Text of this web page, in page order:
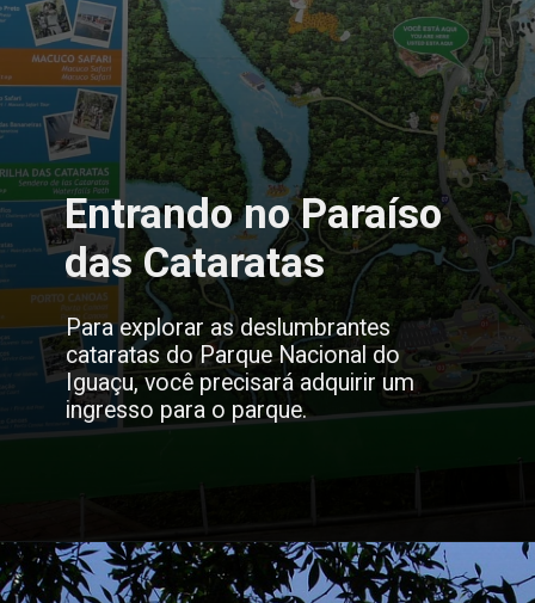
Entrando no Paraíso
das Cataratas
Para explorar as deslumbrantes
cataratas do Parque Nacional do
Iguaçu, você precisará adquirir um
ingresso para o parque.